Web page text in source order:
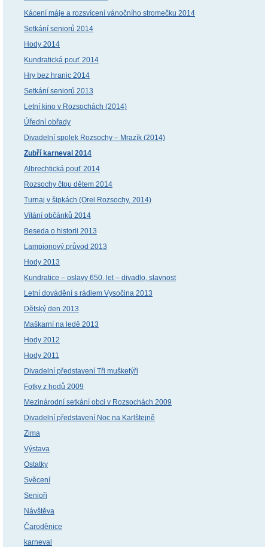
Kácení máje a rozsvícení vánočního stromečku 2014
Setkání seniorů 2014
Hody 2014
Kundratická pouť 2014
Hry bez hranic 2014
Setkání seniorů 2013
Letní kino v Rozsochách (2014)
Úřední obřady
Divadelní spolek Rozsochy – Mrazík (2014)
Zubří karneval 2014
Albrechtická pouť 2014
Rozsochy čtou dětem 2014
Turnaj v šipkách (Orel Rozsochy, 2014)
Vítání občánků 2014
Beseda o historii 2013
Lampionový průvod 2013
Hody 2013
Kundratice – oslavy 650. let – divadlo, slavnost
Letní dovádění s rádiem Vysočina 2013
Dětský den 2013
Maškarní na ledě 2013
Hody 2012
Hody 2011
Divadelní představení Tři mušketýři
Fotky z hodů 2009
Mezinárodní setkání obci v Rozsochách 2009
Divadelní představení Noc na Karlštejně
Zima
Výstava
Ostatky
Svěcení
Senioři
Návštěva
Čaroděnice
karneval